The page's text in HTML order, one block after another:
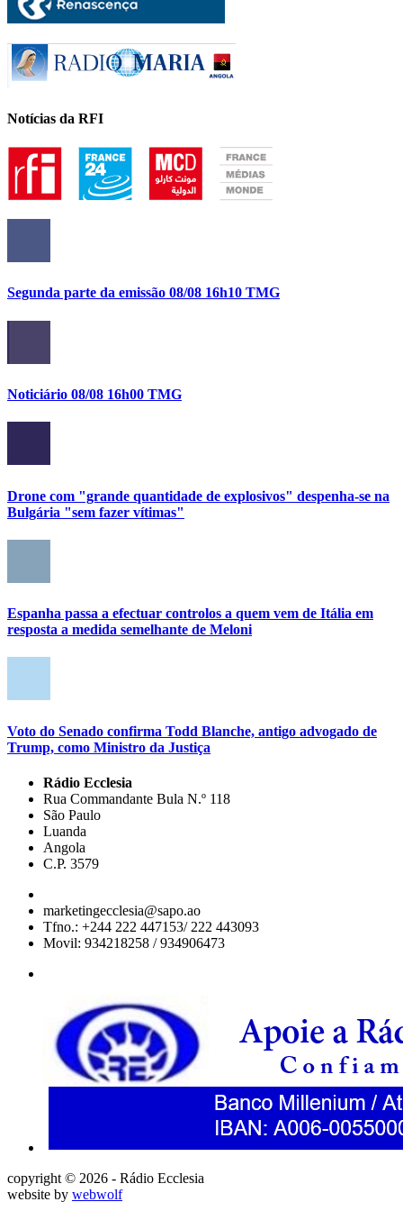
Notícias da RFI
Segunda parte da emissão 08/08 16h10 TMG
Noticiário 08/08 16h00 TMG
Drone com "grande quantidade de explosivos" despenha-se na
Bulgária "sem fazer vítimas"
Espanha passa a efectuar controlos a quem vem de Itália em
resposta a medida semelhante de Meloni
Voto do Senado confirma Todd Blanche, antigo advogado de
Trump, como Ministro da Justiça
Rádio Ecclesia
Rua Commandante Bula N.º 118
São Paulo
Luanda
Angola
C.P. 3579
marketingecclesia@sapo.ao
Tfno.: +244 222 447153/ 222 443093
Movil: 934218258 / 934906473
copyright © 2026 - Rádio Ecclesia
website by webwolf